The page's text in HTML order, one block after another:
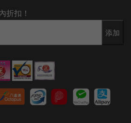
折扣！
添加